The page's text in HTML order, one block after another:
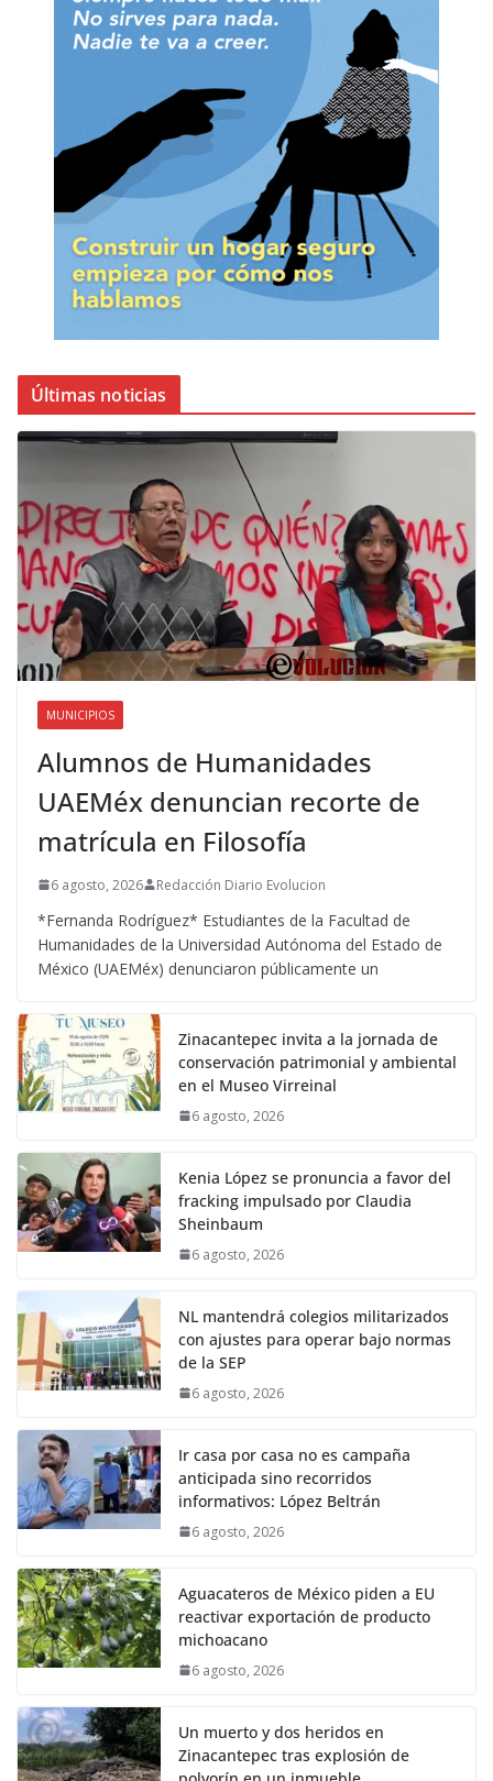
Últimas noticias
MUNICIPIOS
Alumnos de Humanidades
UAEMéx denuncian recorte de
matrícula en Filosofía
6 agosto, 2026 Redacción Diario Evolucion
*Fernanda Rodríguez* Estudiantes de la Facultad de
Humanidades de la Universidad Autónoma del Estado de
México (UAEMéx) denunciaron públicamente un
Zinacantepec invita a la jornada de
conservación patrimonial y ambiental
en el Museo Virreinal
6 agosto, 2026
Kenia López se pronuncia a favor del
fracking impulsado por Claudia
Sheinbaum
6 agosto, 2026
NL mantendrá colegios militarizados
con ajustes para operar bajo normas
de la SEP
6 agosto, 2026
Ir casa por casa no es campaña
anticipada sino recorridos
informativos: López Beltrán
6 agosto, 2026
Aguacateros de México piden a EU
reactivar exportación de producto
michoacano
6 agosto, 2026
Un muerto y dos heridos en
Zinacantepec tras explosión de